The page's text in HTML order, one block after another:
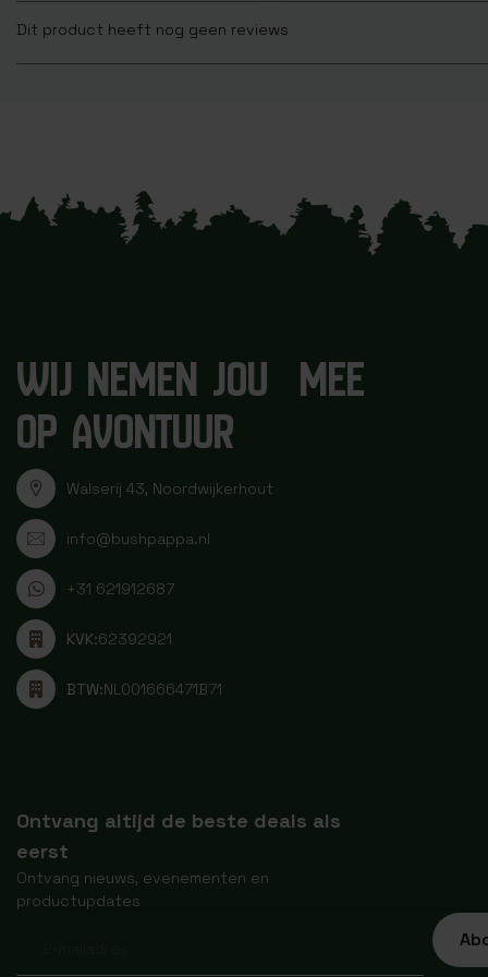
Dit product heeft nog geen reviews
WIJ NEMEN JOU MEE
OP AVONTUUR
Walserij 43, Noordwijkerhout
info@bushpappa.nl
+31 621912687
KVK:62392921
BTW:NL001666471B71
Ontvang altijd de beste deals als
eerst
Ontvang nieuws, evenementen en
productupdates